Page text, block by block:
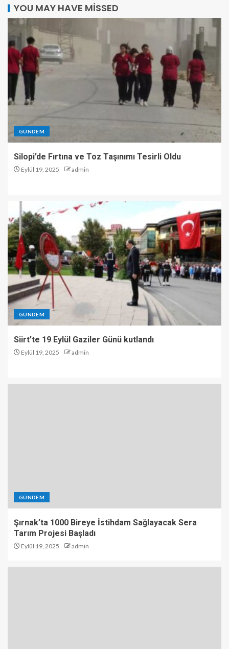
YOU MAY HAVE MISSED
GÜNDEM
Silopi’de Fırtına ve Toz Taşınımı Tesirli Oldu
Eylül 19, 2025 admin
GÜNDEM
Siirt’te 19 Eylül Gaziler Günü kutlandı
Eylül 19, 2025 admin
GÜNDEM
Şırnak’ta 1000 Bireye İstihdam Sağlayacak Sera
Tarım Projesi Başladı
Eylül 19, 2025 admin